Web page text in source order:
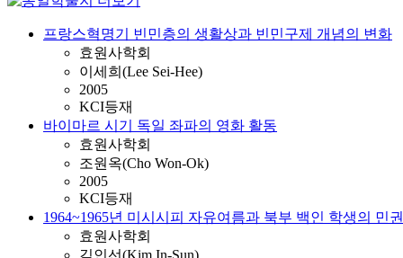
프랑스혁명기 빈민층의 생활상과 빈민구제 개념의 변화
효원사학회
이세희(Lee Sei-Hee)
2005
KCI등재
바이마르 시기 독일 좌파의 영화 활동
효원사학회
조원옥(Cho Won-Ok)
2005
KCI등재
1964~1965년 미시시피 자유여름과 북부 백인 학생의 민
효원사학회
김인선(Kim In-Sun)